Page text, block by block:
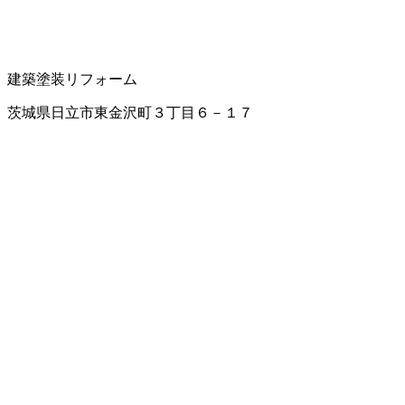
建築塗装 リフォーム
茨城県日立市東金沢町３丁目６－１７